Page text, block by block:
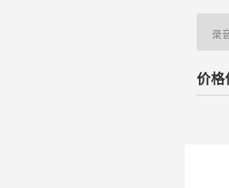
价格